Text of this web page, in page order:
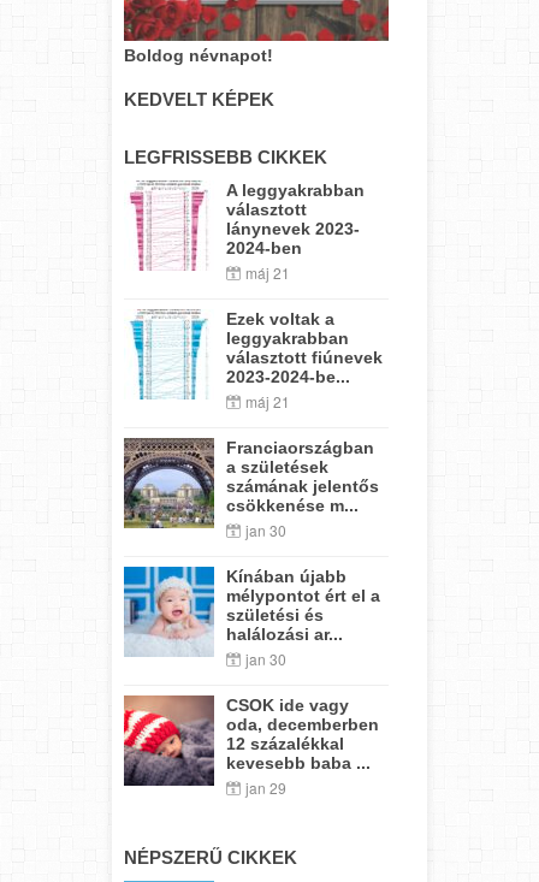
Boldog névnapot!
KEDVELT KÉPEK
LEGFRISSEBB CIKKEK
A leggyakrabban
választott
lánynevek 2023-
2024-ben
máj 21
Ezek voltak a
leggyakrabban
választott fiúnevek
2023-2024-be...
máj 21
Franciaországban
a születések
számának jelentős
csökkenése m...
jan 30
Kínában újabb
mélypontot ért el a
születési és
halálozási ar...
jan 30
CSOK ide vagy
oda, decemberben
12 százalékkal
kevesebb baba ...
jan 29
NÉPSZERŰ CIKKEK